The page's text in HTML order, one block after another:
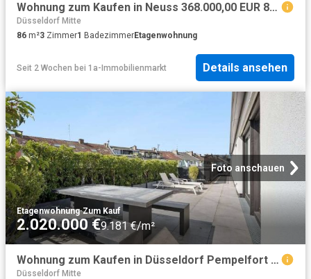
Wohnung zum Kaufen in Neuss 368.000,00 EUR 86 m²
Düsseldorf Mitte
86 m²3 Zimmer1 BadezimmerEtagenwohnung
Seit 2 Wochen bei 1a-Immobilienmarkt Details ansehen
Foto anschauen
Etagenwohnung·Zum Kauf
2.020.000 €9.181 €/m²
Wohnung zum Kaufen in Düsseldorf Pempelfort 2.020.000,00 EUR 220 m²
Düsseldorf Mitte